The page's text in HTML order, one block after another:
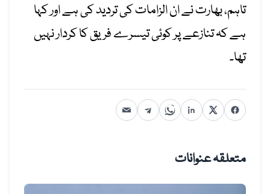
تاہم، بھارت نے ان الزامات کی تردید کی ہے اور کہا
ہے کہ تنازعے پر کوئی تیسرے فریق کا کردار نہیں
تھا۔
متعلقہ عنوانات